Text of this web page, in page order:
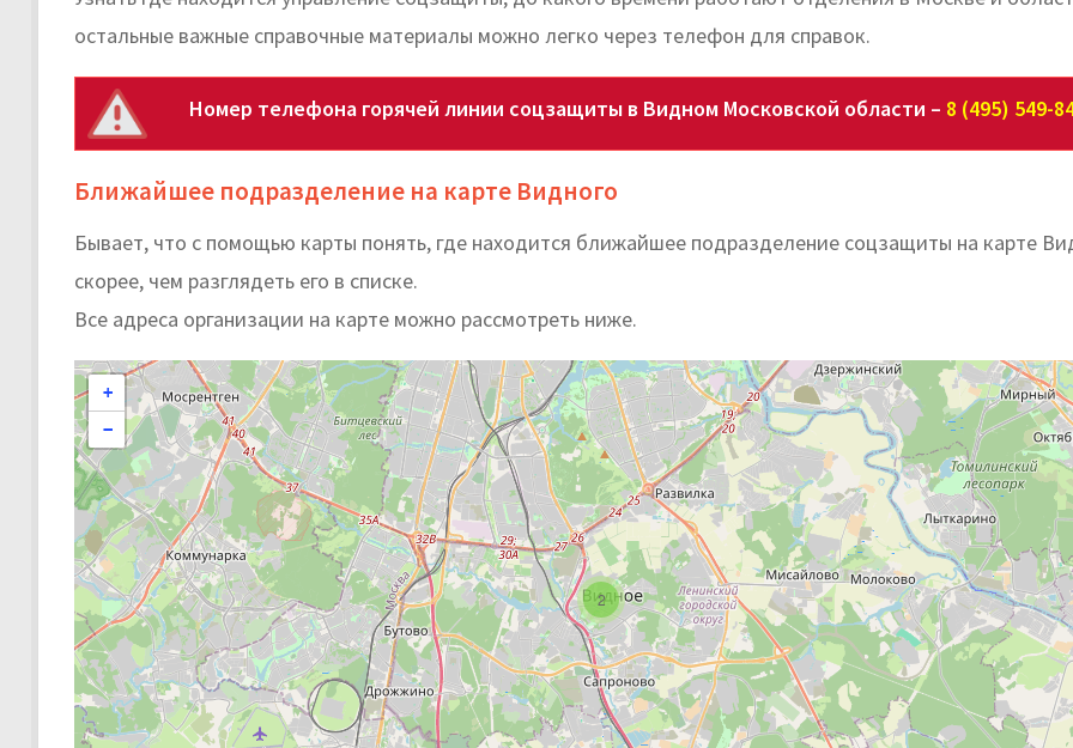
остальные важные справочные материалы можно легко через телефон для справок.
Номер телефона горячей линии соцзащиты в Видном Московской области – 8 (495) 549-
Ближайшее подразделение на карте Видного
Бывает, что с помощью карты понять, где находится ближайшее подразделение соцзащиты на карте
скорее, чем разглядеть его в списке.
Все адреса организации на карте можно рассмотреть ниже.
2
+
−